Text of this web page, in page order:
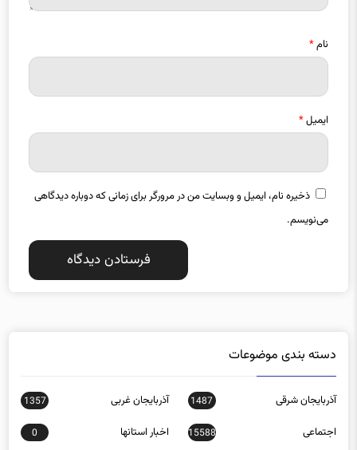
ایمیل*
ذخیره نام، ایمیل و وبسایت من در مرورگر برای زمانی که دوباره دیدگاهی
می‌نویسم.
آذربایجان شرقی
اجتماعی 15588 اخبار استانها 0
اخبار تکنولوژی 272 اخبار روز 16152